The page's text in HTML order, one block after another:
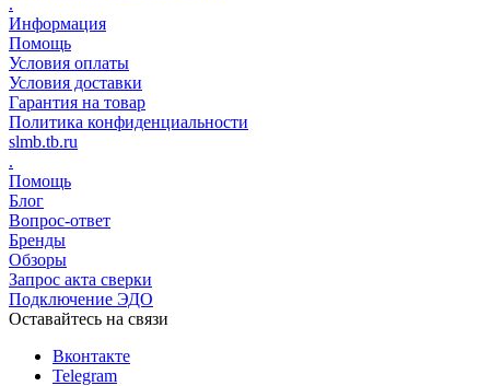
Информация
Помощь
Условия оплаты
Условия доставки
Гарантия на товар
Политика конфиденциальности
slmb.tb.ru
.
Помощь
Блог
Вопрос-ответ
Бренды
Обзоры
Запрос акта сверки
Подключение ЭДО
Оставайтесь на связи
Вконтакте
Telegram